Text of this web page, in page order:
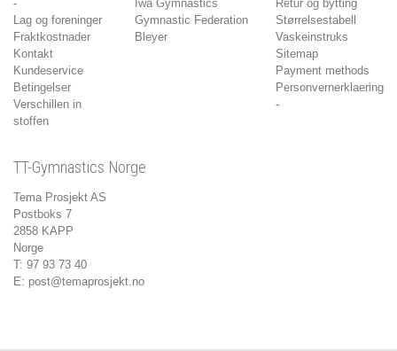
-
Lag og foreninger
Fraktkostnader
Kontakt
Kundeservice
Betingelser
Verschillen in
stoffen
Iwa Gymnastics
Gymnastic Federation
Bleyer
Retur og bytting
Størrelsestabell
Vaskeinstruks
Sitemap
Payment methods
Personvernerklaering
-
TT-Gymnastics Norge
Tema Prosjekt AS
Postboks 7
2858 KAPP
Norge
T: 97 93 73 40
E: post@temaprosjekt.no